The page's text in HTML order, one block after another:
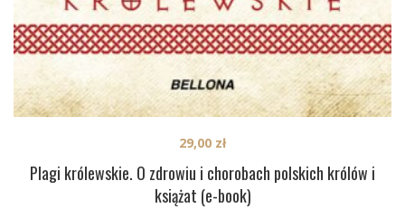
Plagi królewskie. O zdrowiu i chorobach polskich królów i
książat (e-book)
29,00 zł